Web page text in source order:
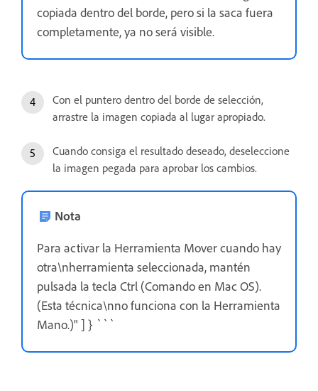
copiada dentro del borde, pero si la saca fuera
completamente, ya no será visible.
Con el puntero dentro del borde de selección,
arrastre la imagen copiada al lugar apropiado.
Cuando consiga el resultado deseado, deseleccione
la imagen pegada para aprobar los cambios.
Nota
Para activar la Herramienta Mover cuando hay
otra\nherramienta seleccionada, mantén
pulsada la tecla Ctrl (Comando en Mac OS).
(Esta técnica\nno funciona con la Herramienta
Mano.)" ] } ```